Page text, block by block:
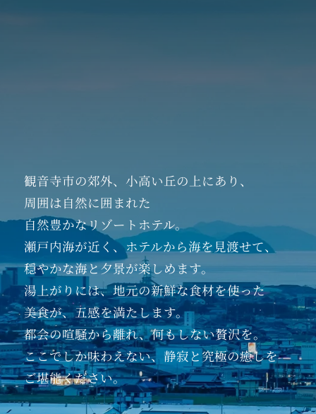
観音寺市の郊外、 小高い丘の上にあり、
周囲は自然に囲まれた
自然豊かなリゾートホテル。
瀬戸内海が近く、ホテルから海を見渡せて、
穏やかな海と夕景が楽しめます。
湯上がりには、地元の新鮮な食材を使った
美食が、五感を満たします。
都会の喧騒から離れ、何もしない贅沢を。
ここでしか味わえない、静寂と究極の癒しを
ご堪能ください。